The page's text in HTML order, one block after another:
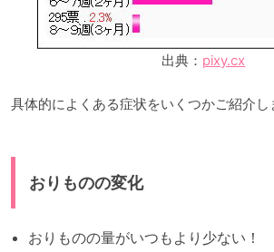
出典： pixy.cx
具体的によくある症状をいくつかご紹介
おりものの変化
おりものの量がいつもより少ない！